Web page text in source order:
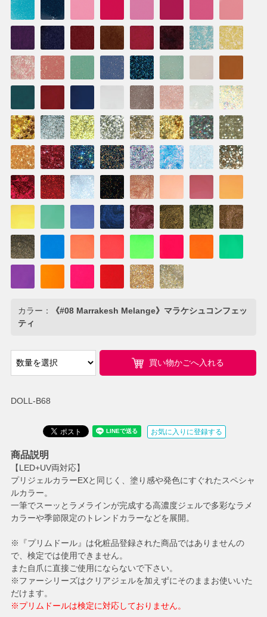
DOLL-B68
カラー：
《#08 Marrakesh Melange》マラケシュコンフェッ
ティ
買い物かごへ入れる
お気に入りに登録する
商品説明
【LED+UV両対応】
プリジェルカラーEXと同じく、塗り感や発色にすぐれたスペシャ
ルカラー。
一筆でスーッとラメラインが完成する高濃度ジェルで多彩なラメ
カラーや季節限定のトレンドカラーなどを展開。
※『プリムドール』は化粧品登録された商品ではありませんの
で、検定では使用できません。
また自爪に直接ご使用にならないで下さい。
※ファーシリーズはクリアジェルを加えずにそのままお使いいた
だけます。
※プリムドールは検定に対応しておりません。